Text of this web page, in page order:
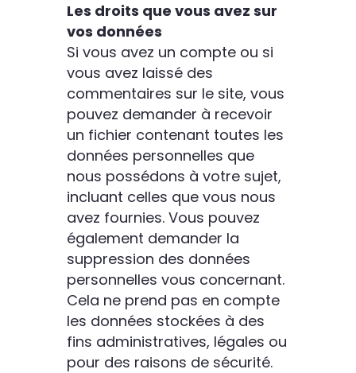
Les droits que vous avez sur
vos données
Si vous avez un compte ou si
vous avez laissé des
commentaires sur le site, vous
pouvez demander à recevoir
un fichier contenant toutes les
données personnelles que
nous possédons à votre sujet,
incluant celles que vous nous
avez fournies. Vous pouvez
également demander la
suppression des données
personnelles vous concernant.
Cela ne prend pas en compte
les données stockées à des
fins administratives, légales ou
pour des raisons de sécurité.